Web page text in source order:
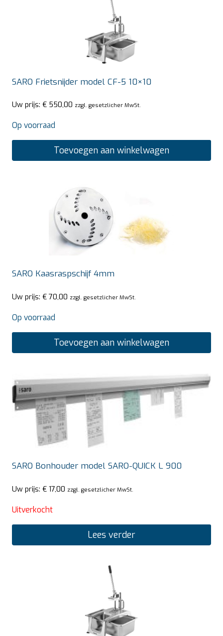
SARO Frietsnijder model CF-5 10×10
Uw prijs: € 550,00 zzgl. gesetzlicher MwSt.
Op voorraad
Toevoegen aan winkelwagen
SARO Kaasraspschijf 4mm
Uw prijs: € 70,00 zzgl. gesetzlicher MwSt.
Op voorraad
Toevoegen aan winkelwagen
SARO Bonhouder model SARO-QUICK L 900
Uw prijs: € 17,00 zzgl. gesetzlicher MwSt.
Uitverkocht
Lees verder